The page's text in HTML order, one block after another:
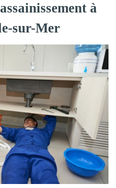
à
sur-Mer